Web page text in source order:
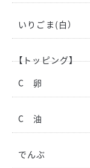
いりごま(白）
【トッピング】
C 卵
C 油
でんぶ